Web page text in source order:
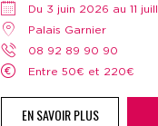
Du 3 juin 2026 au 11
Palais Garnier
08 92 89 90 90
Entre 50€ et 220€
EN SAVOIR PLUS